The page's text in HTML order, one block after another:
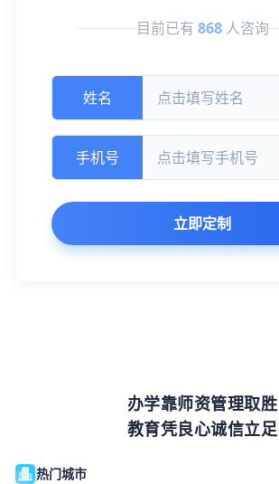
目前已有 868 人咨询
姓名
手机号
立即定制
办学靠师资管理取胜
教育凭良心诚信立足
热门城市